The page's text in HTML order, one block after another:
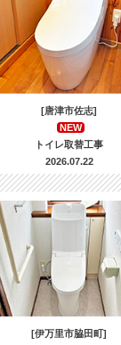
[唐津市佐志]
NEW
トイレ取替工事
2026.07.22
[伊万里市脇田町]